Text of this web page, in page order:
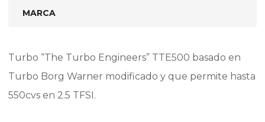
MARCA
Turbo “The Turbo Engineers” TTE500 basado en
Turbo Borg Warner modificado y que permite hasta
550cvs en 2.5 TFSI.